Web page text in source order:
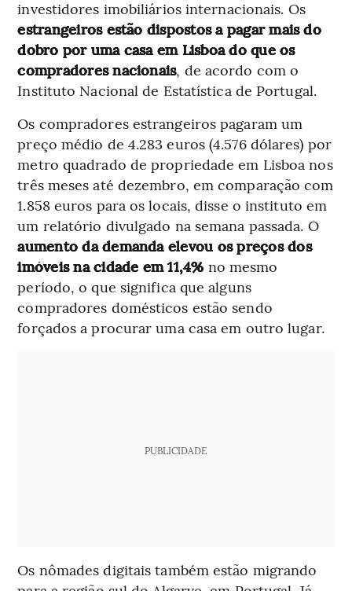
investidores imobiliários internacionais. Os
estrangeiros estão dispostos a pagar mais do
dobro por uma casa em Lisboa do que os
compradores nacionais, de acordo com o
Instituto Nacional de Estatística de Portugal.
Os compradores estrangeiros pagaram um
preço médio de 4.283 euros (4.576 dólares) por
metro quadrado de propriedade em Lisboa nos
três meses até dezembro, em comparação com
1.858 euros para os locais, disse o instituto em
um relatório divulgado na semana passada. O
aumento da demanda elevou os preços dos
imóveis na cidade em 11,4% no mesmo
período, o que significa que alguns
compradores domésticos estão sendo
forçados a procurar uma casa em outro lugar.
PUBLICIDADE
Os nômades digitais também estão migrando